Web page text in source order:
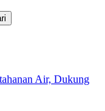
Air, Dukung